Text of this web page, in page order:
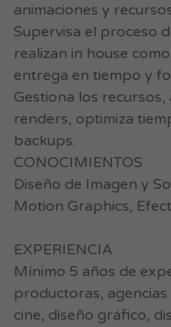
animaciones y
Supervisa el proceso
realizan in house
entrega en tiempo y
Gestiona los
renders, optimiza
backups.
CONOCIMIENTOS
Diseño de Imagen y
Motion Graphics,
EXPERIENCIA
Mínimo 5 años de
productoras,
cine, diseño gráfico,